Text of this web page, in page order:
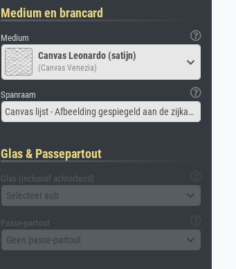
Medium en brancard
Medium
Canvas Leonardo (satijn)
(Canvas Venezia)
Spanraam
Canvas lijst - Afbeelding gespiegeld aan de zijkant
Glas & Passepartout
Glas (inclusief achterbord)
Selecteer aub
Passe-partout
Geen passe-partout